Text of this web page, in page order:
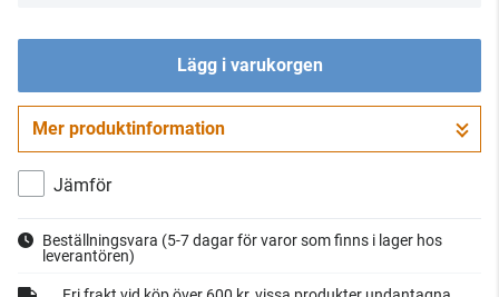
Lägg i varukorgen
Gå till kassan
Mer produktinformation
Jämför
Beställningsvara (5-7 dagar för varor som finns i lager hos
leverantören)